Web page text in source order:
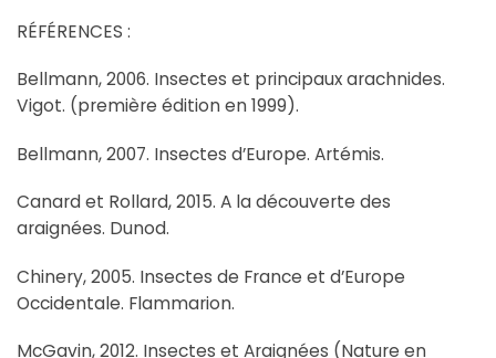
RÉFÉRENCES :
Bellmann, 2006. Insectes et principaux arachnides.
Vigot. (première édition en 1999).
Bellmann, 2007. Insectes d’Europe. Artémis.
Canard et Rollard, 2015. A la découverte des
araignées. Dunod.
Chinery, 2005. Insectes de France et d’Europe
Occidentale. Flammarion.
McGavin, 2012. Insectes et Araignées (Nature en